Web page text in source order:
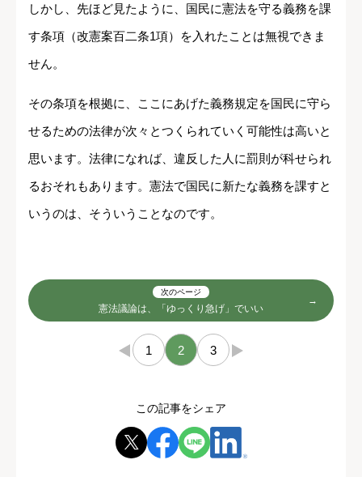
しかし、先ほど見たように、国民に憲法を守る義務を課
す条項（改憲案百二条1項）を入れたことは無視できま
せん。
その条項を根拠に、ここにあげた義務規定を国民に守ら
せるための法律が次々とつくられていく可能性は高いと
思います。法律になれば、違反した人に罰則が科せられ
るおそれもあります。憲法で国民に新たな義務を課すと
いうのは、そういうことなのです。
次のページ
憲法議論は、「ゆっくり急げ」でいい
← 1 2 3 →
この記事をシェア